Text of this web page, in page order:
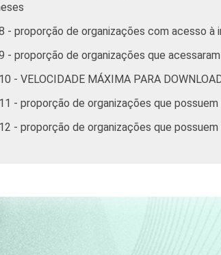
- proporção de organizações com acesso
- proporção de organizações que
- VELOCIDADE MÁXIMA PARA
- proporção de organizações que
- proporção de organizações que